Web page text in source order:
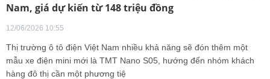
Nam, giá dự kiến từ 148 triệu đồng
12/06/2026 10:55
Thị trường ô tô điện Việt Nam nhiều khả năng sẽ đón thêm một
mẫu xe điện mini mới là TMT Nano S05, hướng đến nhóm khách
hàng đô thị cần một phương tiệ